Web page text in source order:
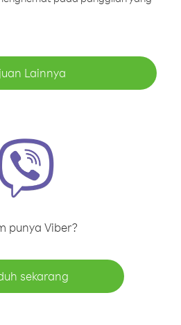
Lainnya
punya Viber?
sekarang